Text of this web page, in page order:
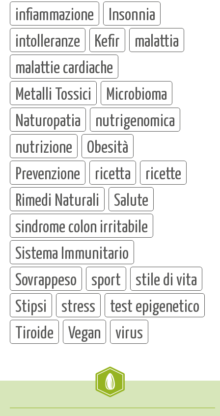
infiammazione
Insonnia
intolleranze
Kefir
malattia
malattie cardiache
Metalli Tossici
Microbioma
Naturopatia
nutrigenomica
nutrizione
Obesità
Prevenzione
ricetta
ricette
Rimedi Naturali
Salute
sindrome colon irritabile
Sistema Immunitario
Sovrappeso
sport
stile di vita
Stipsi
stress
test epigenetico
Tiroide
Vegan virus